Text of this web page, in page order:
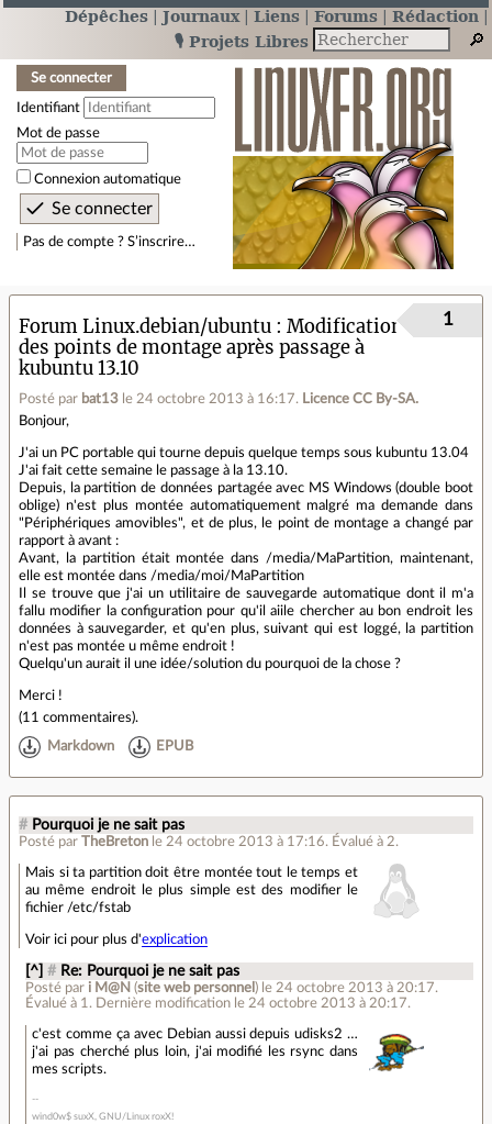
Dépêches Journaux Liens Forums
Rédaction
🎙️ Projets Libres
Se connecter
Identifiant
Mot de passe
Connexion automatique
Pas de compte ? S’inscrire…
Forum Linux.debian/ubuntu
Modification
des points de montage après passage à
kubuntu 13.10
Posté par bat13 le 24 octobre 2013 à 16:17. Licence CC By‑SA.
1
Bonjour,
J'ai un PC portable qui tourne depuis quelque temps sous kubuntu 13.04
J'ai fait cette semaine le passage à la 13.10.
Depuis, la partition de données partagée avec MS Windows (double boot
oblige) n'est plus montée automatiquement malgré ma demande dans
"Périphériques amovibles", et de plus, le point de montage a changé par
rapport à avant :
Avant, la partition était montée dans /media/MaPartition, maintenant,
elle est montée dans /media/moi/MaPartition
Il se trouve que j'ai un utilitaire de sauvegarde automatique dont il m'a
fallu modifier la configuration pour qu'il aiile chercher au bon endroit les
données à sauvegarder, et qu'en plus, suivant qui est loggé, la partition
n'est pas montée u même endroit !
Quelqu'un aurait il une idée/solution du pourquoi de la chose ?
Merci !
(11 commentaires).
Markdown EPUB
# Pourquoi je ne sait pas
Posté par TheBreton le 24 octobre 2013 à 17:16. Évalué à 2.
Mais si ta partition doit être montée tout le temps et
au même endroit le plus simple est des modifier le
fichier /etc/fstab
Voir ici pour plus d'explication
[^] # Re: Pourquoi je ne sait pas
Posté par i M@N (site web personnel ) le 24 octobre 2013 à 20:17.
Évalué à 1 . Dernière modification le 24 octobre 2013 à 20:17.
c'est comme ça avec Debian aussi depuis udisks2 …
j'ai pas cherché plus loin, j'ai modifié les rsync dans
mes scripts.
wind0w$ suxX, GNU/Linux roxX!